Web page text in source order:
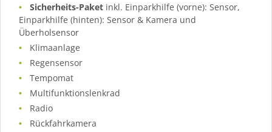
Sicherheits-Paket inkl. Einparkhilfe (vorne): Sensor,
Einparkhilfe (hinten): Sensor & Kamera und
Überholsensor
Klimaanlage
Regensensor
Tempomat
Multifunktionslenkrad
Radio
Rückfahrkamera